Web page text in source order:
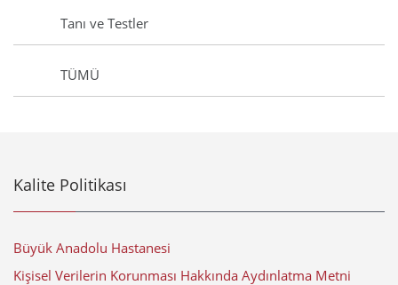
Tanı ve Testler
TÜMÜ
Kalite Politikası
Büyük Anadolu Hastanesi
Kişisel Verilerin Korunması Hakkında Aydınlatma Metni